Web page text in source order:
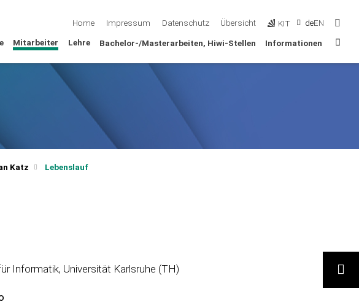
Home Impressum Datenschutz Übersicht KIT deEN
Mitarbeiter Lehre Bachelor-/Masterarbeiten, Hiwi-Stellen Informationen
Katz Lebenslauf
Informatik, Universität Karlsruhe (TH)